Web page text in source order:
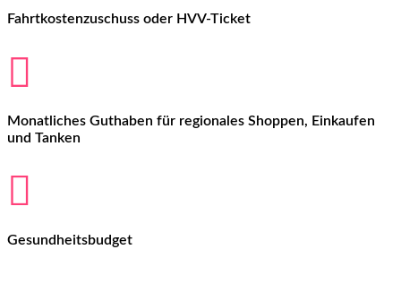
Fahrtkostenzuschuss oder HVV-Ticket

Monatliches Guthaben für regionales Shoppen, Einkaufen
und Tanken

Gesundheitsbudget